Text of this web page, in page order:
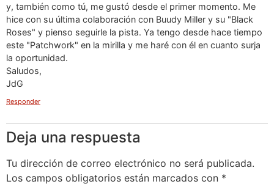
y, también como tú, me gustó desde el primer momento. Me
hice con su última colaboración con Buudy Miller y su "Black
Roses" y pienso seguirle la pista. Ya tengo desde hace tiempo
este "Patchwork" en la mirilla y me haré con él en cuanto surja
la oportunidad.
Saludos,
JdG
Responder
Deja una respuesta
Tu dirección de correo electrónico no será publicada.
Los campos obligatorios están marcados con *